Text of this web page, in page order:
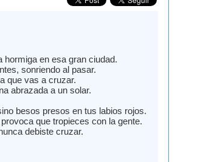
hormiga en esa gran ciudad.
sonriendo al pasar.
que vas a cruzar.
abrazada a un solar.
besos presos en tus labios rojos.
que tropieces con la gente.
debiste cruzar.